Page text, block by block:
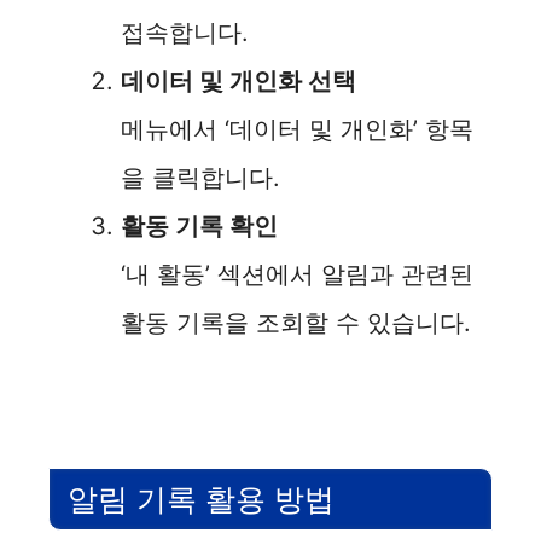
접속합니다.
데이터 및 개인화 선택
메뉴에서 ‘데이터 및 개인화’ 항목
을 클릭합니다.
활동 기록 확인
‘내 활동’ 섹션에서 알림과 관련된
활동 기록을 조회할 수 있습니다.
알림 기록 활용 방법